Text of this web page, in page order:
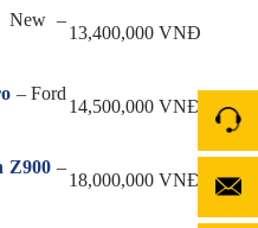
New –
13,400,000 VNĐ
– Ford
14,500,000 VNĐ
Z900 –
18,000,000 VNĐ